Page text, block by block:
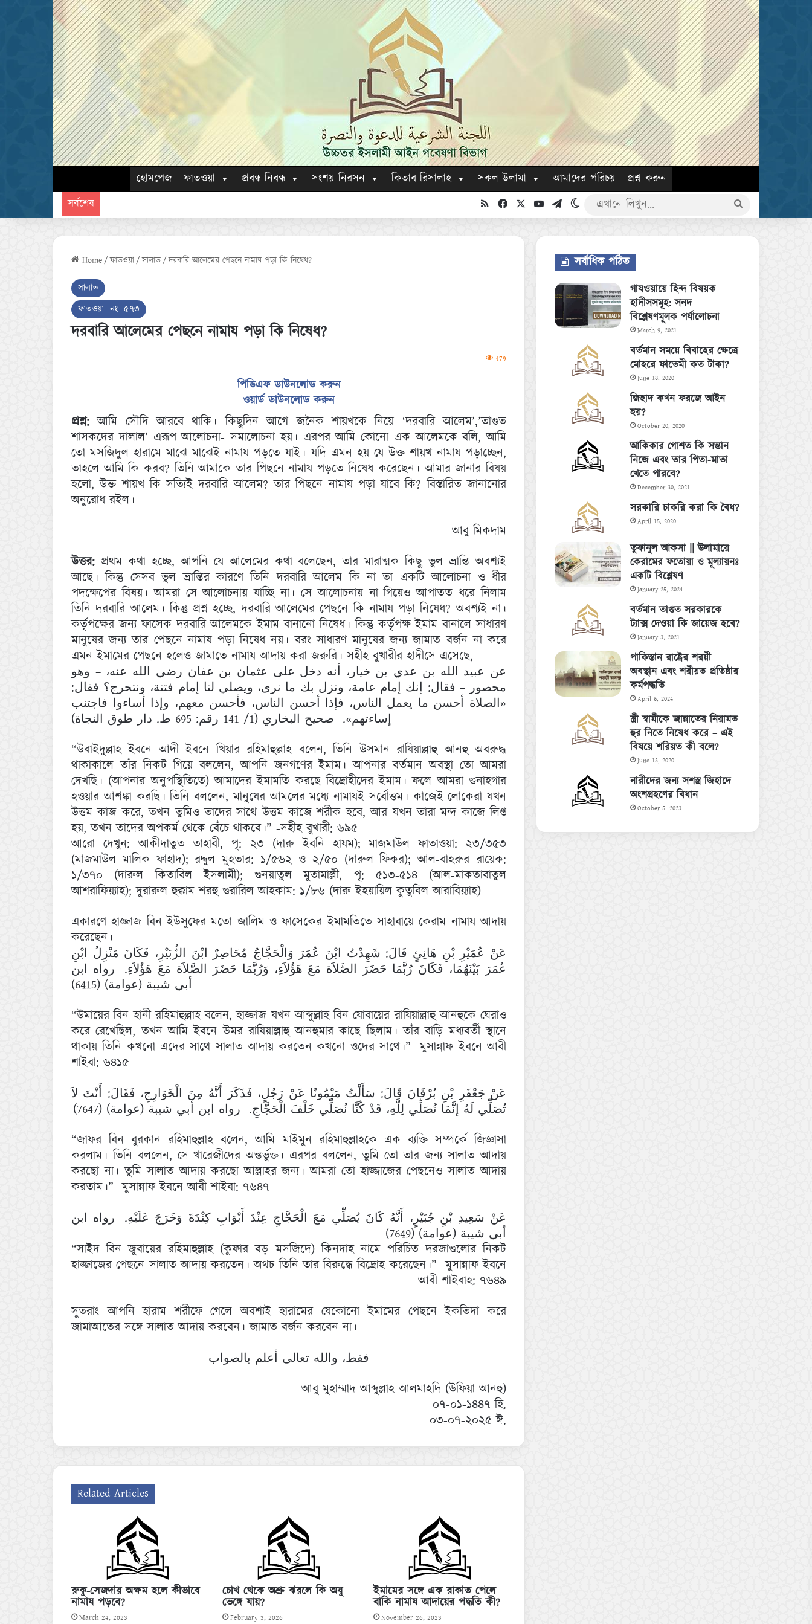
হোমপেজ ফাতওয়া প্রবন্ধ-নিবন্ধ সংশয় নিরসন কিতাব-রিসালাহ সকল-উলামা আমাদের পরিচয় প্রশ্ন করুন
সর্বশেষ RSS Facebook YouTubeTelegramSwitch skin
Home/ ফাতওয়া/ সালাত/ দরবারি আলেমের পেছনে নামায পড়া কি নিষেধ?
সালাত
ফাতওয়া নং ৫৭৩
দরবারি আলেমের পেছনে নামায পড়া কি নিষেধ?
479
পিডিএফ ডাউনলোড করুন
ওয়ার্ড ডাউনলোড করুন
প্রশ্ন: আমি সৌদি আরবে থাকি। কিছুদিন আগে জনৈক শায়খকে নিয়ে ‘দরবারি আলেম’,’তাগুত
শাসকদের দালাল’ এরূপ আলোচনা- সমালোচনা হয়। এরপর আমি কোনো এক আলেমকে বলি, আমি
তো মসজিদুল হারামে মাঝে মাঝেই নামায পড়তে যাই। যদি এমন হয় যে উক্ত শায়খ নামায পড়াচ্ছেন,
তাহলে আমি কি করব? তিনি আমাকে তার পিছনে নামায পড়তে নিষেধ করেছেন। আমার জানার বিষয়
হলো, উক্ত শায়খ কি সত্যিই দরবারি আলেম? তার পিছনে নামায পড়া যাবে কি? বিস্তারিত জানানোর
অনুরোধ রইল।
– আবু মিকদাম
উত্তর: প্রথম কথা হচ্ছে, আপনি যে আলেমের কথা বলেছেন, তার মারাত্মক কিছু ভুল ভ্রান্তি অবশ্যই
আছে। কিন্তু সেসব ভুল ভ্রান্তির কারণে তিনি দরবারি আলেম কি না তা একটি আলোচনা ও ধীর
পদক্ষেপের বিষয়। আমরা সে আলোচনায় যাচ্ছি না। সে আলোচনায় না গিয়েও আপাতত ধরে নিলাম
তিনি দরবারি আলেম। কিন্তু প্রশ্ন হচ্ছে, দরবারি আলেমের পেছনে কি নামায পড়া নিষেধ? অবশ্যই না।
কর্তৃপক্ষের জন্য ফাসেক দরবারি আলেমকে ইমাম বানানো নিষেধ। কিন্তু কর্তৃপক্ষ ইমাম বানালে সাধারণ
মানুষের জন্য তার পেছনে নামায পড়া নিষেধ নয়। বরং সাধারণ মানুষের জন্য জামাত বর্জন না করে
এমন ইমামের পেছনে হলেও জামাতে নামায আদায় করা জরুরি। সহীহ বুখারীর হাদীসে এসেছে,
عن عبيد الله بن عدي بن خيار، أنه دخل على عثمان بن عفان رضي الله عنه، – وهو
محصور – فقال: إنك إمام عامة، ونزل بك ما نرى، ويصلي لنا إمام فتنة، ونتحرج؟ فقال:
«الصلاة أحسن ما يعمل الناس، فإذا أحسن الناس، فأحسن معهم، وإذا أساءوا فاجتنب
إساءتهم». -صحيح البخاري (1/ 141 رقم: 695 ط. دار طوق النجاة)
“উবাইদুল্লাহ ইবনে আদী ইবনে খিয়ার রহিমাহুল্লাহ বলেন, তিনি উসমান রাযিয়াল্লাহু আনহু অবরুদ্ধ
থাকাকালে তাঁর নিকট গিয়ে বললেন, আপনি জনগণের ইমাম। আপনার বর্তমান অবস্থা তো আমরা
দেখছি। (আপনার অনুপস্থিতিতে) আমাদের ইমামতি করছে বিদ্রোহীদের ইমাম। ফলে আমরা গুনাহগার
হওয়ার আশঙ্কা করছি। তিনি বললেন, মানুষের আমলের মধ্যে নামাযই সর্বোত্তম। কাজেই লোকেরা যখন
উত্তম কাজ করে, তখন তুমিও তাদের সাথে উত্তম কাজে শরীক হবে, আর যখন তারা মন্দ কাজে লিপ্ত
হয়, তখন তাদের অপকর্ম থেকে বেঁচে থাকবে।” -সহীহ বুখারী: ৬৯৫
আরো দেখুন: আকীদাতুত তাহাবী, পৃ: ২৩ (দারু ইবনি হাযম); মাজমাউল ফাতাওয়া: ২৩/৩৫৩
(মাজমাউল মালিক ফাহাদ); রদ্দুল মুহতার: ১/৫৬২ ও ২/৫০ (দারুল ফিকর); আল-বাহরুর রায়েক:
১/৩৭০ (দারুল কিতাবিল ইসলামী); গুনয়াতুল মুতামাল্লী, পৃ: ৫১৩-৫১৪ (আল-মাকতাবাতুল
আশরাফিয়্যাহ); দুরারুল হুক্কাম শরহু গুরারিল আহকাম: ১/৮৬ (দারু ইহয়ায়িল কুতুবিল আরাবিয়্যাহ)
একারণে হাজ্জাজ বিন ইউসুফের মতো জালিম ও ফাসেকের ইমামতিতে সাহাবায়ে কেরাম নামায আদায়
করেছেন।
عَنْ عُمَيْرِ بْنِ هَانِئٍ قَالَ: شَهِدْتُ ابْنَ عُمَرَ وَالْحَجَّاجُ مُحَاصِرٌ ابْنَ الزُّبَيْرِ، فَكَانَ مَنْزِلُ ابْنِ
عُمَرَ بَيْنَهُمَا، فَكَانَ رُبَّمَا حَضَرَ الصَّلاَة مَعَ هَؤُلاَءِ، وَرُبَّمَا حَضَرَ الصَّلاَة مَعَ هَؤُلاَءِ. -رواه ابن
أبي شيبة (عوامة) (6415)
“উমায়ের বিন হানী রহিমাহুল্লাহ বলেন, হাজ্জাজ যখন আব্দুল্লাহ বিন যোবায়ের রাযিয়াল্লাহু আনহুকে ঘেরাও
করে রেখেছিল, তখন আমি ইবনে উমর রাযিয়াল্লাহু আনহুমার কাছে ছিলাম। তাঁর বাড়ি মধ্যবর্তী স্থানে
থাকায় তিনি কখনো এদের সাথে সালাত আদায় করতেন কখনো ওদের সাথে।” -মুসান্নাফ ইবনে আবী
শাইবা: ৬৪১৫
عَنْ جَعْفَرِ بْنِ بُرْقَانَ قَالَ: سَأَلْتُ مَيْمُونًا عَنْ رَجُلٍ، فَذَكَرَ أَنَّهُ مِنَ الْخَوَارِجِ، فَقَالَ: أَنْتَ لاَ
تُصَلِّي لَهُ إنَّمَا تُصَلِّي لِلَّهِ، قَدْ كُنَّا نُصَلِّي خَلْفَ الْحَجَّاجِ. -رواه ابن أبي شيبة (عوامة) (7647)
“জাফর বিন বুরকান রহিমাহুল্লাহ বলেন, আমি মাইমুন রহিমাহুল্লাহকে এক ব্যক্তি সম্পর্কে জিজ্ঞাসা
করলাম। তিনি বললেন, সে খারেজীদের অন্তর্ভুক্ত। এরপর বললেন, তুমি তো তার জন্য সালাত আদায়
করছো না। তুমি সালাত আদায় করছো আল্লাহর জন্য। আমরা তো হাজ্জাজের পেছনেও সালাত আদায়
করতাম।” -মুসান্নাফ ইবনে আবী শাইবা: ৭৬৪৭
عَنْ سَعِيدِ بْنِ جُبَيْرٍ، أَنَّهُ كَانَ يُصَلِّي مَعَ الْحَجَّاجِ عِنْدَ أَبْوَابِ كِنْدَةَ وَخَرَجَ عَلَيْهِ. -رواه ابن
أبي شيبة (عوامة) (7649)
“সাইদ বিন জুবায়ের রহিমাহুল্লাহ (কুফার বড় মসজিদে) কিনদাহ নামে পরিচিত দরজাগুলোর নিকট
হাজ্জাজের পেছনে সালাত আদায় করতেন। অথচ তিনি তার বিরুদ্ধে বিদ্রোহ করেছেন।” -মুসান্নাফ ইবনে
আবী শাইবাহ: ৭৬৪৯
সুতরাং আপনি হারাম শরীফে গেলে অবশ্যই হারামের যেকোনো ইমামের পেছনে ইকতিদা করে
জামাআতের সঙ্গে সালাত আদায় করবেন। জামাত বর্জন করবেন না।
فقط، والله تعالى أعلم بالصواب
আবু মুহাম্মাদ আব্দুল্লাহ আলমাহদি (উফিয়া আনহু)
০৭-০১-১৪৪৭ হি.
০৩-০৭-২০২৫ ঈ.
Related Articles
রুকু-সেজদায় অক্ষম হলে কীভাবে
নামায পড়বে?
March 24, 2023
চোখ থেকে অশ্রু ঝরলে কি অযু
ভেঙ্গে যায়?
February 3, 2026
ইমামের সঙ্গে এক রাকাত পেলে
বাকি নামায আদায়ের পদ্ধতি কী?
November 26, 2023
সর্বাধিক পঠিত
গাযওয়ায়ে হিন্দ বিষয়ক
হাদীসসমূহ: সনদ
বিশ্লেষণমূলক পর্যালোচনা
March 9, 2021
বর্তমান সময়ে বিবাহের ক্ষেত্রে
মোহরে ফাতেমী কত টাকা?
June 18, 2020
জিহাদ কখন ফরজে আইন
হয়?
October 20, 2020
আকিকার গোশত কি সন্তান
নিজে এবং তার পিতা-মাতা
খেতে পারবে?
December 30, 2021
সরকারি চাকরি করা কি বৈধ?
April 15, 2020
তুফানুল আকসা || উলামায়ে
কেরামের ফতোয়া ও মূল্যায়নঃ
একটি বিশ্লেষণ
January 25, 2024
বর্তমান তাগুত সরকারকে
ট্যাক্স দেওয়া কি জায়েজ হবে?
January 3, 2021
পাকিস্তান রাষ্ট্রের শরয়ী
অবস্থান এবং শরীয়ত প্রতিষ্ঠার
কর্মপদ্ধতি
April 6, 2024
স্ত্রী স্বামীকে জান্নাতের নিয়ামত
হুর নিতে নিষেধ করে – এই
বিষয়ে শরিয়ত কী বলে?
June 13, 2020
নারীদের জন্য সশস্ত্র জিহাদে
অংশগ্রহণের বিধান
October 5, 2023